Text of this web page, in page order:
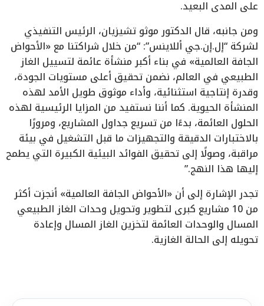
على المدى البعيد.
ومن جانبه، قال الدكتور موثو تشيزيان، الرئيس التنفيذي
لشركة “إل.إن.جي أللاينس”: “من خلال شراكتنا مع «الأحواض
الجافة العالمية» في بناء أكبر منشأة عائمة لتسييل الغاز
الطبيعي في العالم، نضمن تحقيق أعلى مستويات الجودة،
وقدرة إنتاجية استثنائية، وأداء موثوق طويل الأمد لهذه
المنشأة الحيوية. كما أننا نستفيد من المزايا الرئيسية لهذه
الحلول العائمة، بدءًا من تسريع جداول المشاريع، ومرورًا
بالاختبارات الدقيقة والتجهيزات ما قبل التشغيل في بيئة
مراقبة، وصولًا إلى تحقيق الفوائد البيئية الكبيرة التي يطمح
إليها هذا النهج.”
تجدر الإشارة إلى أن «الأحواض الجافة العالمية» أنجزت أكثر
من 10 مشاريع كبرى لتطوير وتحويل وحدات الغاز الطبيعي
المسال والوحدات العائمة لتخزين الغاز المسال وإعادة
تحويله إلى الحالة الغازية.